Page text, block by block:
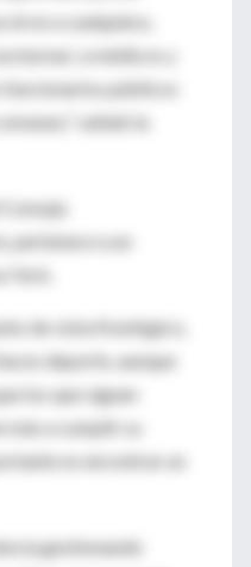
sirve a cualquiera,
a médicos y
públicos
señaló la
pertenece a un
de vista fisiológico,
deporte, aunque
los que siguen
a cumplir su
es encontrar un
gestionando